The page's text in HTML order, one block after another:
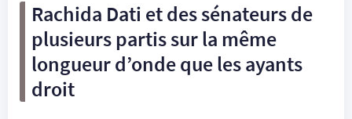
Rachida Dati et des sénateurs de
plusieurs partis sur la même
longueur d’onde que les ayants
droit